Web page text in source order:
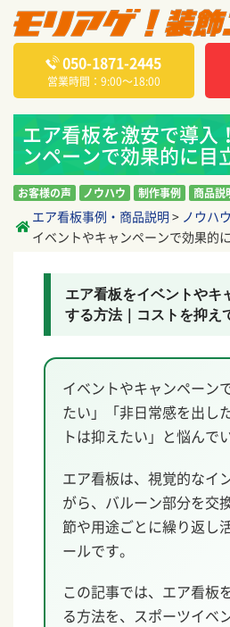
050-1871-2445
営業時間：9:00〜18:00
エア看板を激安で導入
ンペーンで効果的に目
お客様の声 ノウハウ 制作事例 商品説
エア看板事例・商品説明 > ノウハウ
イベントやキャンペーンで効果的
エア看板をイベントやキ
する方法｜コストを抑え
イベントやキャンペーン
たい」「非日常感を出し
トは抑えたい」と悩んで
エア看板は、視覚的なイ
がら、バルーン部分を交
節や用途ごとに繰り返し
ールです。
この記事では、エア看板
る方法を、スポーツイベ